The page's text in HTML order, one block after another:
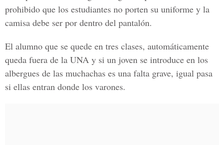
prohibido que los estudiantes no porten su uniforme y la
camisa debe ser por dentro del pantalón.
El alumno que se quede en tres clases, automáticamente
queda fuera de la UNA y si un joven se introduce en los
albergues de las muchachas es una falta grave, igual pasa
si ellas entran donde los varones.